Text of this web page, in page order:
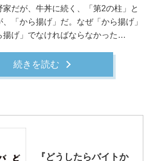
だが、牛丼に続く、「第2の柱」と
「から揚げ」だ。なぜ「から揚げ」
揚げ」でなければならなかった…
続きを読む
『どうしたらバイトか